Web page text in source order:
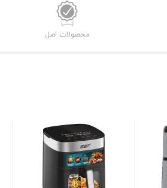
محصولات اصل